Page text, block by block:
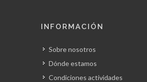
INFORMACIÓN
Sobre nosotros
Dónde estamos
Condiciones actividades